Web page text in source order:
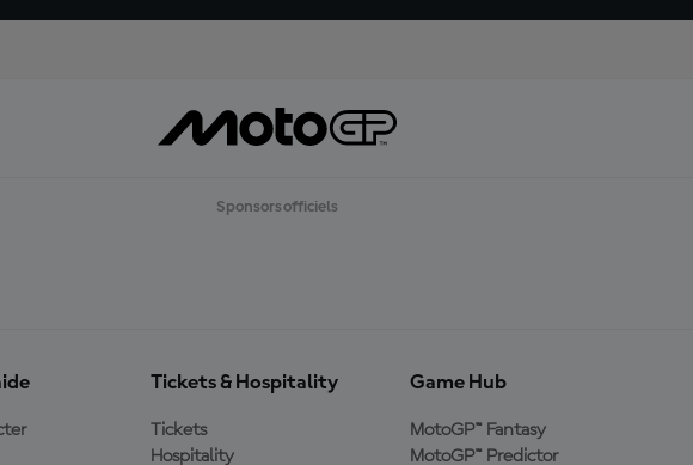
Sponsors officiels
Tickets & Hospitality
Tickets
Hospitality
Game Hub
MotoGP™ Fantasy
MotoGP™ Predictor